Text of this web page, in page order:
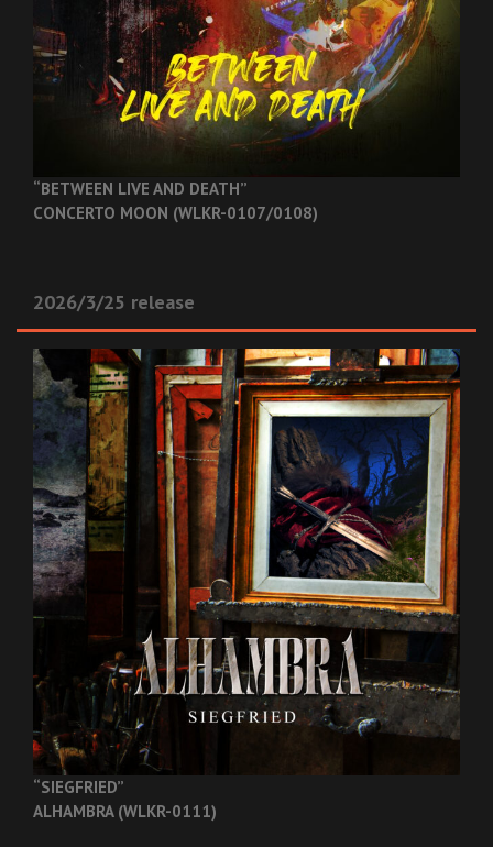
“BETWEEN LIVE AND DEATH”
CONCERTO MOON (WLKR-0107/0108)
2026/3/25 release
“SIEGFRIED”
ALHAMBRA (WLKR-0111)